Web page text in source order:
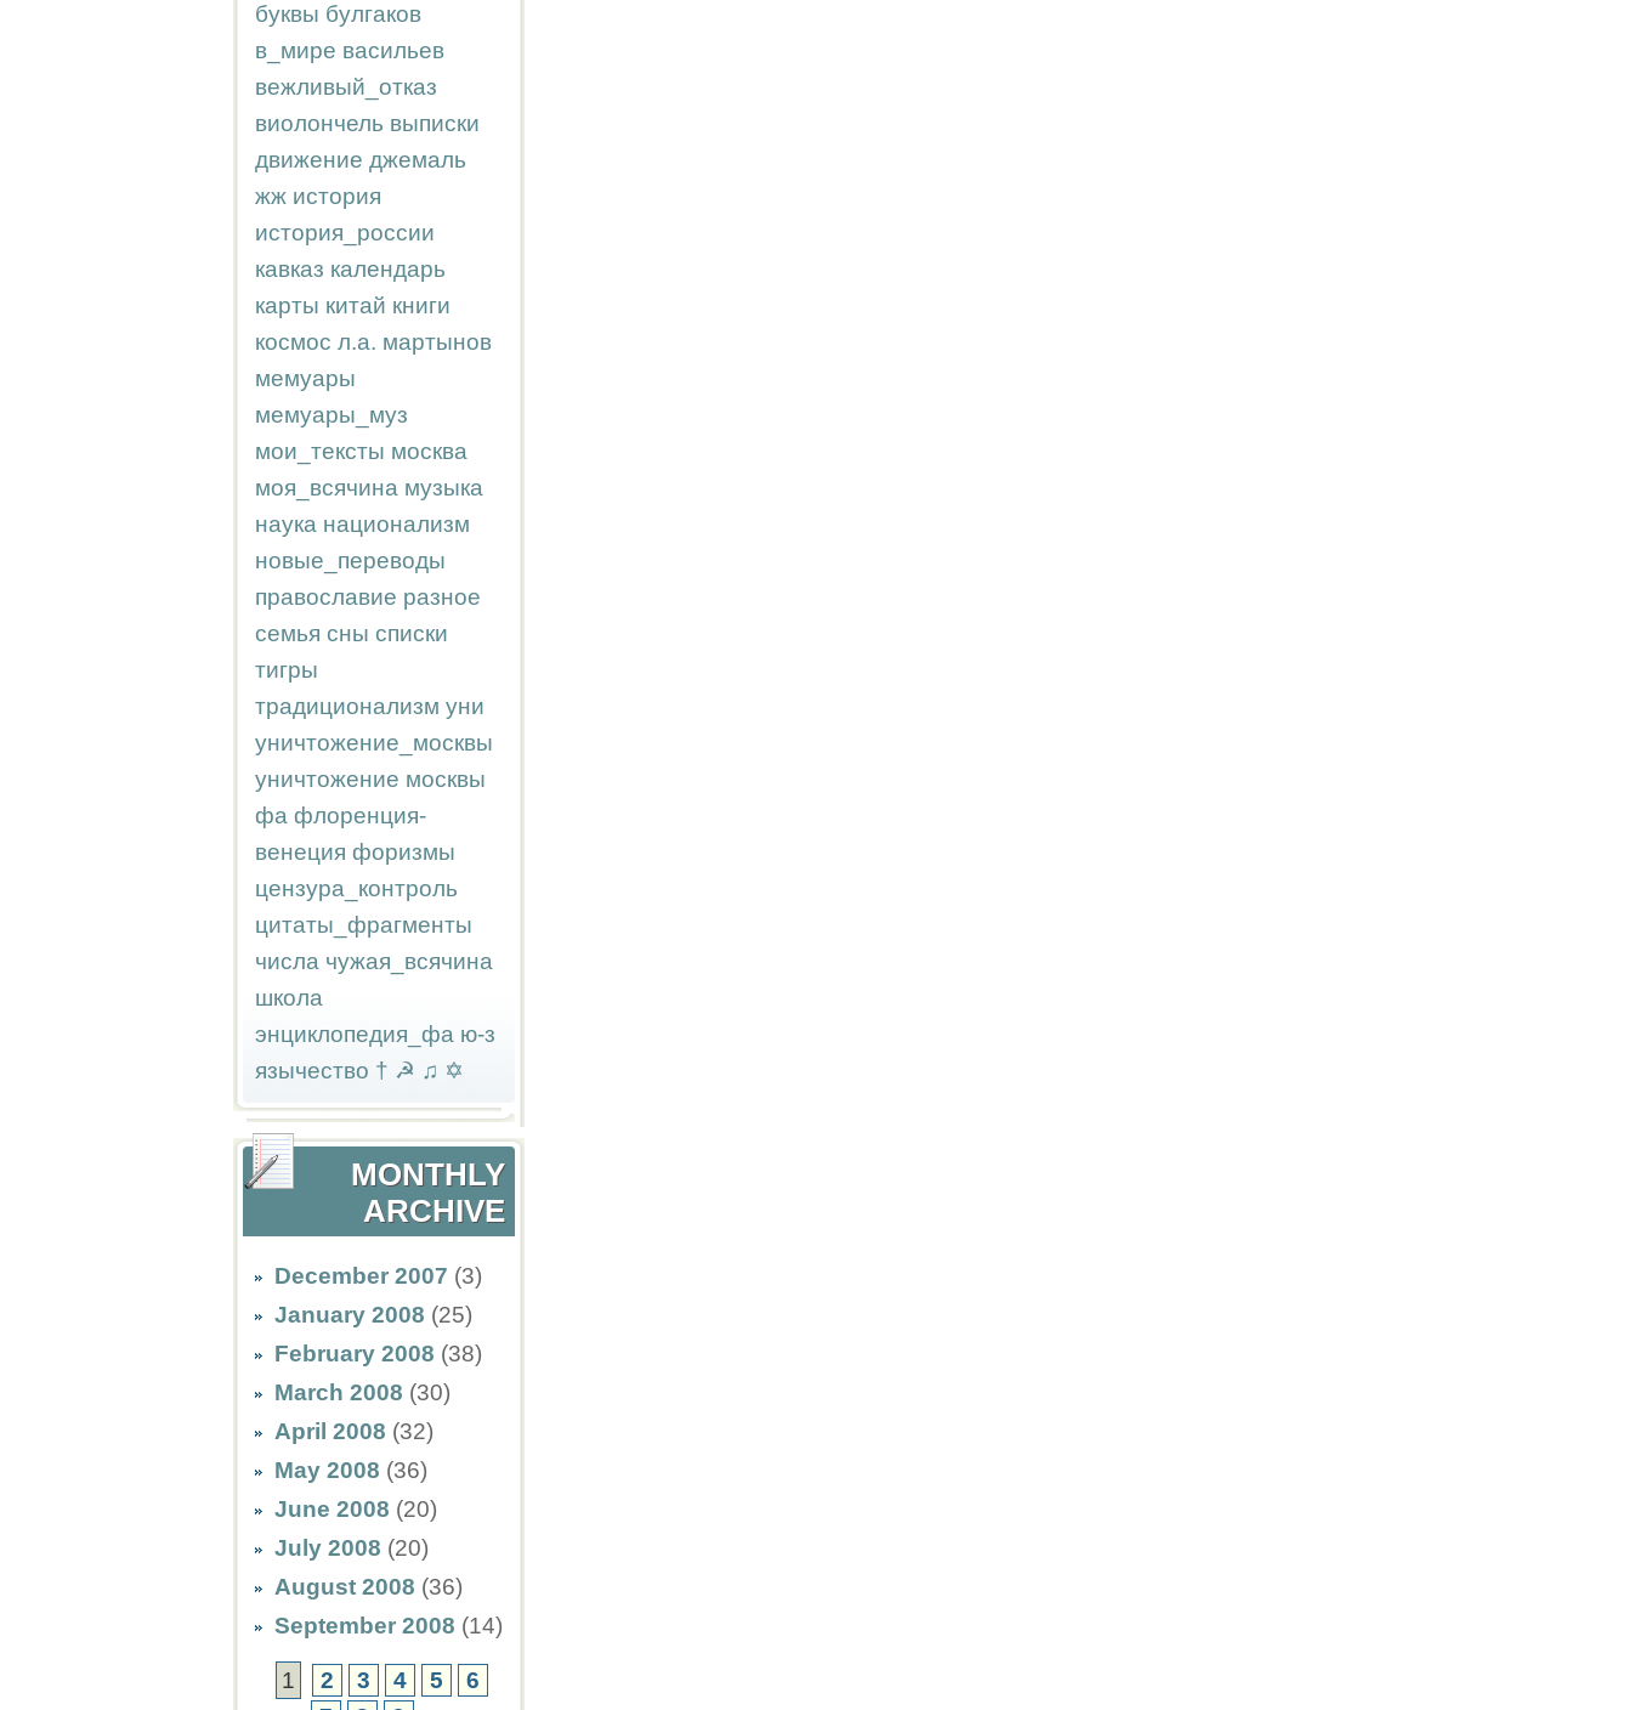
буквы булгаков
в_мире васильев
вежливый_отказ
виолончель выписки
движение джемаль
жж история
история_россии
кавказ календарь
карты китай книги
космос л.а. мартынов
мемуары
мемуары_муз
мои_тексты москва
моя_всячина музыка
наука национализм
новые_переводы
православие разное
семья сны списки
тигры
традиционализм уни
уничтожение_москвы
уничтожение москвы
фа флоренция-
венеция форизмы
цензура_контроль
цитаты_фрагменты
числа чужая_всячина
школа
энциклопедия_фа ю-з
язычество † ☭ ♫ ✡
MONTHLY
ARCHIVE
December 2007 (3)
January 2008 (25)
February 2008 (38)
March 2008 (30)
April 2008 (32)
May 2008 (36)
June 2008 (20)
July 2008 (20)
August 2008 (36)
September 2008 (14)
1 2 3 4 5
6